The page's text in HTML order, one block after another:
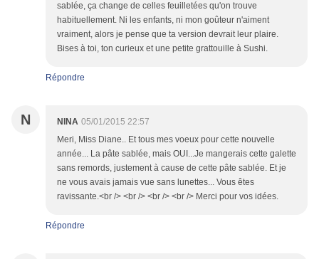
sablée, ça change de celles feuilletées qu'on trouve
habituellement. Ni les enfants, ni mon goûteur n'aiment
vraiment, alors je pense que ta version devrait leur plaire.
Bises à toi, ton curieux et une petite grattouille à Sushi.
Répondre
N NINA 05/01/2015 22:57
Meri, Miss Diane.. Et tous mes voeux pour cette nouvelle
année... La pâte sablée, mais OUI...Je mangerais cette galette
sans remords, justement à cause de cette pâte sablée. Et je
ne vous avais jamais vue sans lunettes... Vous êtes
ravissante.<br /> <br /> <br /> <br /> Merci pour vos idées.
Répondre